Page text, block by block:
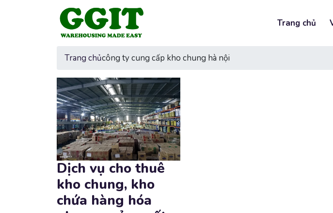
Trang chủ
Trang chủcông ty cung cấp kho chung hà nội
Dịch vụ cho thuê
kho chung, kho
chứa hàng hóa